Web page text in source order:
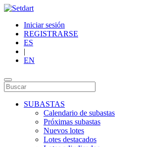
Iniciar sesión
REGISTRARSE
ES
|
EN
SUBASTAS
Calendario de subastas
Próximas subastas
Nuevos lotes
Lotes destacados